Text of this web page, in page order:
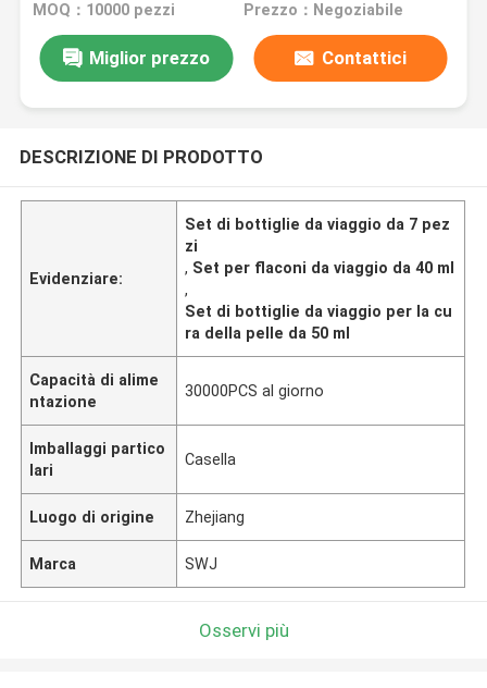
MOQ：10000 pezzi Prezzo：Negoziabile
Miglior prezzo Contattici
DESCRIZIONE DI PRODOTTO
Evidenziare:
Set di bottiglie da viaggio da 7 pez
zi
, Set per flaconi da viaggio da 40 ml
,
Set di bottiglie da viaggio per la cu
ra della pelle da 50 ml
Capacità di alime
ntazione
30000PCS al giorno
Imballaggi partico
lari
Casella
Luogo di origine Zhejiang
Marca SWJ
Osservi più